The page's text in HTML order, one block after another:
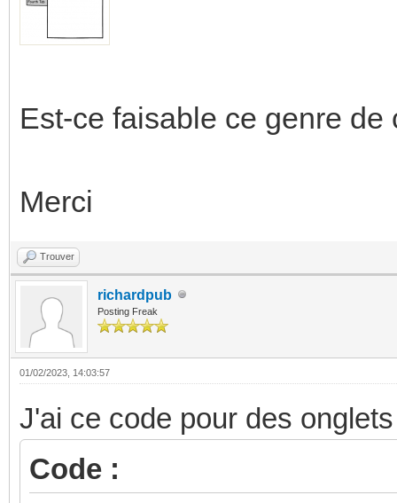
Est-ce faisable ce genre de
Merci
Trouver
richardpub
Posting Freak
01/02/2023, 14:03:57
J'ai ce code pour des
Code :